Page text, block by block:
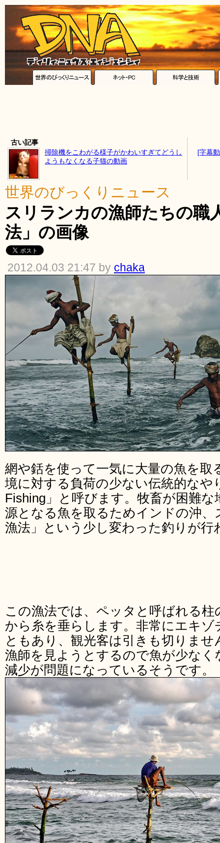
古い記事
掃除機をこわがる様子がかわいすぎてどうし
ようもなくなる子猫の動画
[字幕
世界のびっくりニュース
スリランカの漁師たちの職
法」の画像
2012.04.03 21:47 by chaka
網や銛を使って一気に大量の魚を取
境に対する負荷の少ない伝統的なや
Fishing」と呼びます。牧畜が困難
源となる魚を取るためインドの沖
漁法」という少し変わった釣りが行
この漁法では、ペッタと呼ばれる
から糸を垂らします。非常にエキ
ともあり、観光客は引きも切りま
漁師を見ようとするので魚が少な
減少が問題になっているそうです。